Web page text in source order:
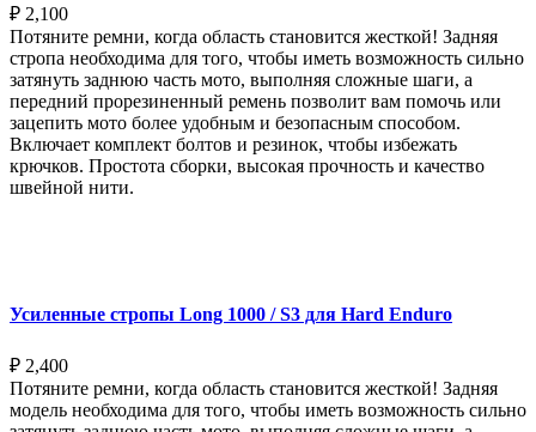
₽ 2,100
Потяните ремни, когда область становится жесткой! Задняя
стропа необходима для того, чтобы иметь возможность сильно
затянуть заднюю часть мото, выполняя сложные шаги, а
передний прорезиненный ремень позволит вам помочь или
зацепить мото более удобным и безопасным способом.
Включает комплект болтов и резинок, чтобы избежать
крючков. Простота сборки, высокая прочность и качество
швейной нити.
Усиленные стропы Long 1000 / S3 для Hard Enduro
₽ 2,400
Потяните ремни, когда область становится жесткой! Задняя
модель необходима для того, чтобы иметь возможность сильно